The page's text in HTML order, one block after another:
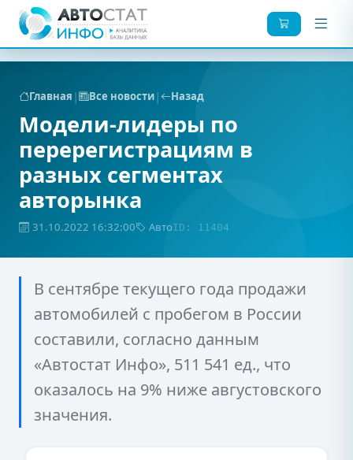
Главная | Все новости| Назад
Модели-лидеры по
перерегистрациям в
разных сегментах
авторынка
31.10.2022 16:32:00 АвтоID: 11404
В сентябре текущего года продажи
автомобилей с пробегом в России
составили, согласно данным
«Автостат Инфо», 511 541 ед., что
оказалось на 9% ниже августовского
значения.